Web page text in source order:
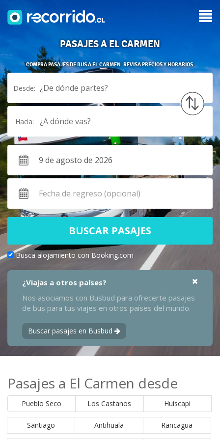
PASAJES A EL CARMEN
COMPRA PASAJES DE BUS A EL CARMEN. REVISA PRECIOS Y HORARIOS.
Desde: ¿De dónde partes?
Hacia: ¿A dónde vas?
BUSCAR PASAJES
Busca alojamiento con Booking.com
¿Viajas a otros países?
Nos asociamos con Busbud para ofrecerte pasajes
de bus para tus viajes en otros países del mundo.
Buscar pasajes en Busbud
Pasajes a El Carmen desde
Pueblo Seco Los Castanos Huiscapi
Santiago Antihuala Rancagua